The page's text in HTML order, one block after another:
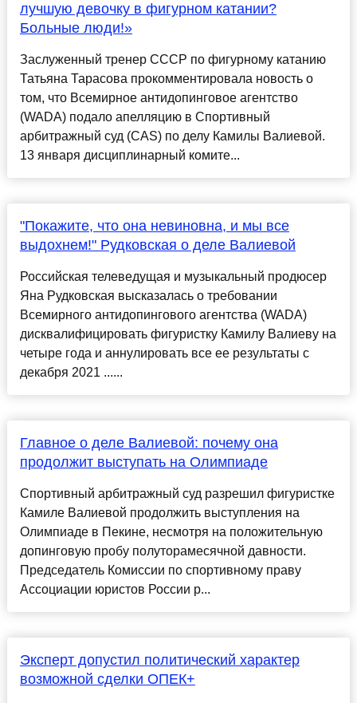
лучшую девочку в фигурном катании?
Больные люди!»
Заслуженный тренер СССР по фигурному катанию
Татьяна Тарасова прокомментировала новость о
том, что Всемирное антидопинговое агентство
(WADA) подало апелляцию в Спортивный
арбитражный суд (CAS) по делу Камилы Валиевой.
13 января дисциплинарный комите...
"Покажите, что она невиновна, и мы все
выдохнем!" Рудковская о деле Валиевой
Российская телеведущая и музыкальный продюсер
Яна Рудковская высказалась о требовании
Всемирного антидопингового агентства (WADA)
дисквалифицировать фигуристку Камилу Валиеву на
четыре года и аннулировать все ее результаты с
декабря 2021 ......
Главное о деле Валиевой: почему она
продолжит выступать на Олимпиаде
Спортивный арбитражный суд разрешил фигуристке
Камиле Валиевой продолжить выступления на
Олимпиаде в Пекине, несмотря на положительную
допинговую пробу полуторамесячной давности.
Председатель Комиссии по спортивному праву
Ассоциации юристов России р...
Эксперт допустил политический характер
возможной сделки ОПЕК+